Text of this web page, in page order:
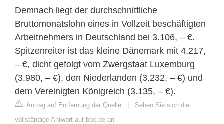
Demnach liegt der durchschnittliche
Bruttomonatslohn eines in Vollzeit beschäftigten
Arbeitnehmers in Deutschland bei 3.106, – €.
Spitzenreiter ist das kleine Dänemark mit 4.217,
– €, dicht gefolgt vom Zwergstaat Luxemburg
(3.980, – €), den Niederlanden (3.232, – €) und
dem Vereinigten Königreich (3.135, – €).
Antrag auf Entfernung der Quelle | Sehen Sie sich die
vollständige Antwort auf bbx.de an